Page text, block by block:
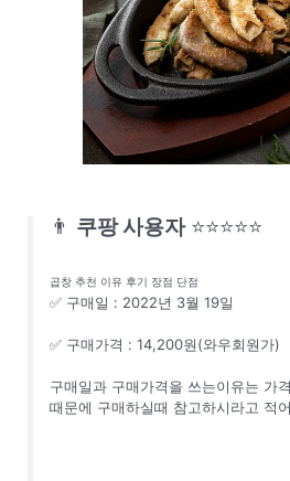
👨 쿠팡 사용자 ⭐⭐⭐⭐⭐
곱창 추천 이유 후기 장점 단점
✅ 구매일 : 2022년 3월 19일
✅ 구매가격 : 14,200원(와우회원가)
구매일과 구매가격을 쓰는이유는 가
때문에 구매하실때 참고하시라고 적